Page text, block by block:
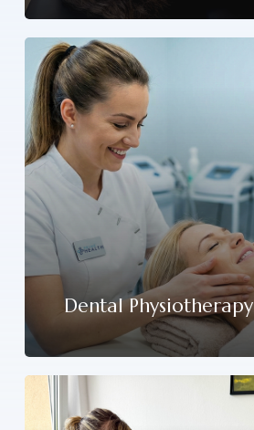
Dental Physiotherapy